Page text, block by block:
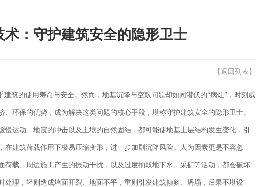
：守护建筑安全的隐形卫士
【 返回列表 】
筑的使用寿命与安全。然而，地基沉降与空鼓问题却如同潜伏的“病灶”，时刻威
环保的优势，成为解决这类问题的核心手段，堪称守护建筑安全的隐形卫士。
运动、地震的冲击以及土壤的自然固结，都可能使地基土层结构发生变化，引
建筑荷载作用下极易压缩变形，进一步加剧沉降风险。人为因素更是不容忽
载、周边施工产生的振动干扰，以及过度抽取地下水、采矿等活动，都会破坏
理，轻则造成墙面开裂、地面不平，重则引发建筑倾斜、坍塌，后果不堪设